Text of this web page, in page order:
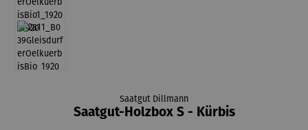
Saatgut Dillmann
Saatgut-Holzbox S - Kürbis